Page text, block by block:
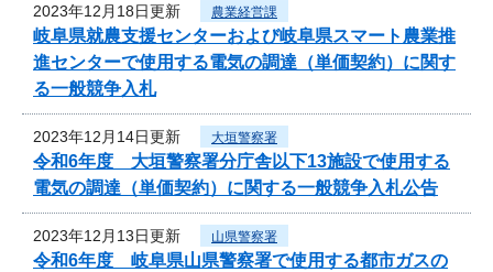
2023年12月18日更新 農業経営課
岐阜県就農支援センターおよび岐阜県スマート農業推
進センターで使用する電気の調達（単価契約）に関す
る一般競争入札
2023年12月14日更新 大垣警察署
令和6年度 大垣警察署分庁舎以下13施設で使用する
電気の調達（単価契約）に関する一般競争入札公告
2023年12月13日更新 山県警察署
令和6年度 岐阜県山県警察署で使用する都市ガスの